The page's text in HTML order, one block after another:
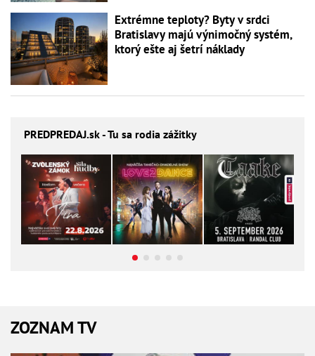
Extrémne teploty? Byty v srdci
Bratislavy majú výnimočný systém,
ktorý ešte aj šetrí náklady
PREDPREDAJ.sk - Tu sa rodia zážitky
ZOZNAM TV